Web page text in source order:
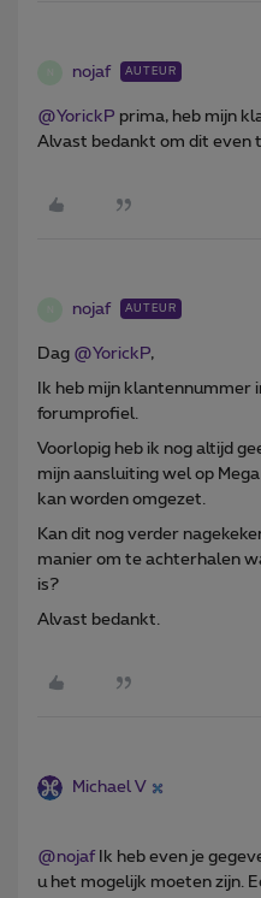
nojaf AUTEUR
@YorickP prima, heb mijn
Alvast bedankt om dit even
nojaf AUTEUR
Dag ​ @YorickP,
Ik heb mijn klantennummer
forumprofiel.
Voorlopig heb ik nog altijd
mijn aansluiting wel op
kan worden omgezet.
Kan dit nog verder
manier om te achterhalen
is?
Alvast bedankt.
Michael V
@nojaf Ik heb even je
u het mogelijk moeten zijn.